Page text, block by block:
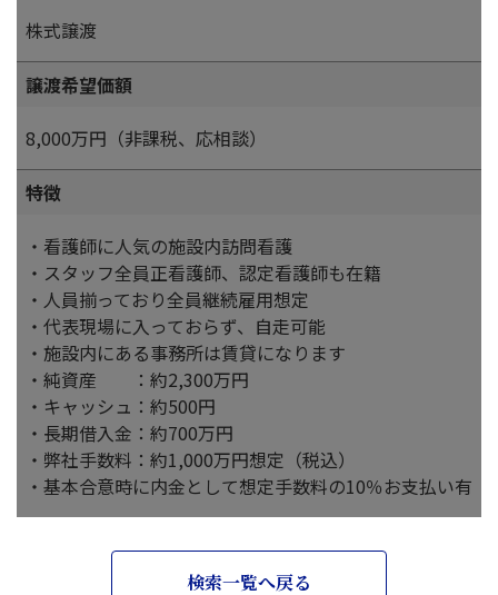
株式譲渡
譲渡希望価額
8,000万円（非課税、応相談）
特徴
・看護師に人気の施設内訪問看護
・スタッフ全員正看護師、認定看護師も在籍
・人員揃っており全員継続雇用想定
・代表現場に入っておらず、自走可能
・施設内にある事務所は賃貸になります
・純資産 ：約2,300万円
・キャッシュ：約500円
・長期借入金：約700万円
・弊社手数料：約1,000万円想定（税込）
・基本合意時に内金として想定手数料の10％お支払い有
検索一覧へ戻る